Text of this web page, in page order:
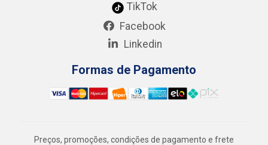
TikTok
Facebook
Linkedin
Formas de Pagamento
Preços, promoções, condições de pagamento e frete